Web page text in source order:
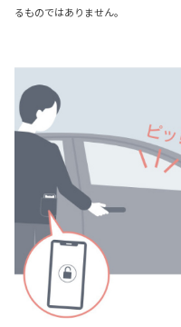
るものではありません。